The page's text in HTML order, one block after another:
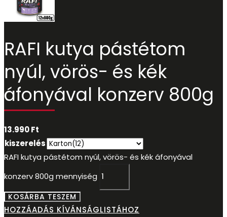
RAFI kutya pástétom
nyúl, vörös- és kék
áfonyával konzerv 800g
13.990Ft
kiszerelés
RAFI kutya pástétom nyúl, vörös- és kék áfonyával
konzerv 800g mennyiség
KOSÁRBA TESZEM
HOZZÁADÁS KÍVÁNSÁGLISTÁHOZ